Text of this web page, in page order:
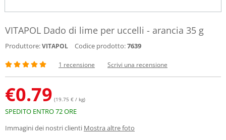
VITAPOL Dado di lime per uccelli - arancia 35 g
Produttore:VITAPOL Codice prodotto:7639
1 recensione Scrivi una recensione
€0.79 (19.75 € / kg)
SPEDITO ENTRO 72 ORE
Immagini dei nostri clienti Mostra altre foto